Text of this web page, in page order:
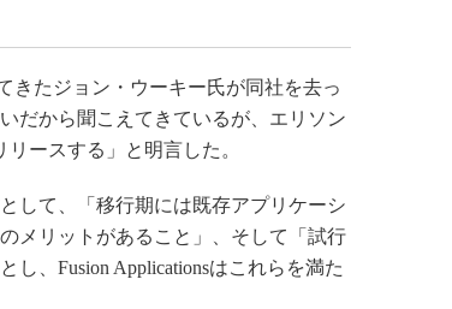
きたジョン・ウーキー氏が同社を去っ
だから聞こえてきているが、エリソン
リースする」と明言した。
して、「移行期には既存アプリケーシ
メリットがあること」、そして「試行
し、Fusion Applicationsはこれらを満た